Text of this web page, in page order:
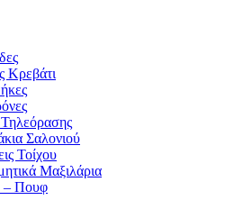
Κρεβάτι
Σαλονιού
Τοίχου
Μαξιλάρια
– Πουφ